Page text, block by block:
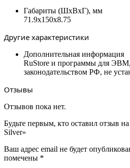
Габариты (ШxВxГ), мм
71.9x150x8.75
Другие характеристики
Дополнительная информация
RuStore и программы для
законодательством РФ, не
Отзывы
Отзывов пока нет.
Будьте первым, кто оставил отзыв
Silver»
Ваш адрес email не будет
помечены *